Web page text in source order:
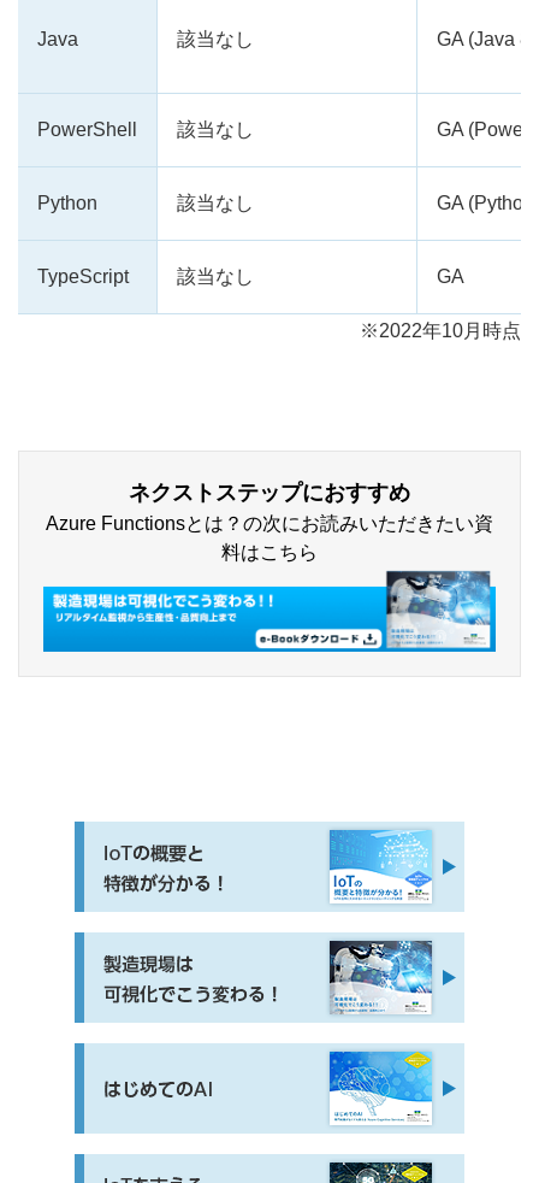
Java 該当なし GA (Java 8)
PowerShell 該当なし GA
Python 該当なし GA
TypeScript 該当なし GA
※2022年10月時点
ネクストステップにおすすめ
Azure Functionsとは？の次にお読みいただきたい資
料はこちら